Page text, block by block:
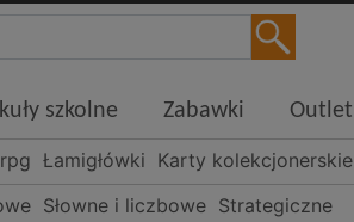
szkolne Zabawki Outlet
Łamigłówki Karty kolekcjonerskie
Słowne i liczbowe Strategiczne